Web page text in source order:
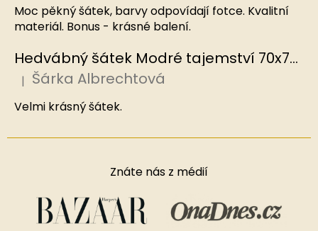
Moc pěkný šátek, barvy odpovídají fotce. Kvalitní
materiál. Bonus - krásné balení.
Hedvábný šátek Modré tajemství 70x70 cm v dárkovém balení, HEDVÁBNÝ SVĚT
Hodnocení produktu je 5 z 5 hvězdiček.
| Šárka Albrechtová
Velmi krásný šátek.
Znáte nás z médií